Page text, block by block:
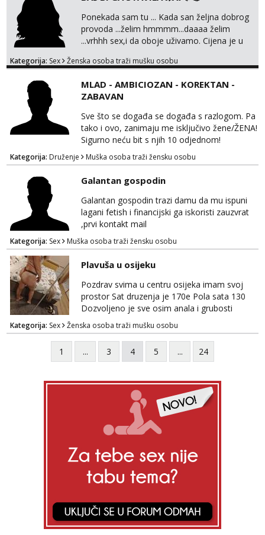
Ponekada sam tu ... Kada san željna dobrog
provoda ...želim hmmmm...daaaa želim
...vrhhh sex,i da oboje uživamo. Cijena je u
Procjeni jesi li ti taj .?! Ja bi jednog ali
guza ... Javi se 🔥Samo na mail.
Kategorija: Sex Ženska osoba traži mušku osobu
MLAD - AMBICIOZAN - KOREKTAN -
ZABAVAN
Sve što se događa se događa s razlogom. Pa
tako i ovo, zanimaju me isključivo žene/ŽENA!
Sigurno neću bit s njih 10 odjednom!
Kategorija: Druženje Muška osoba traži žensku osobu
Galantan gospodin
Galantan gospodin trazi damu da mu ispuni
lagani fetish i financijski ga iskoristi zauzvrat
,prvi kontakt mail
Kategorija: Sex Muška osoba traži žensku osobu
Plavuša u osijeku
Pozdrav svima u centru osijeka imam svoj
prostor Sat druzenja je 170e Pola sata 130
Dozvoljeno je sve osim anala i grubosti
Prodajem i svoja videa ako nekog zanima Za
dogovor javite se na wocap 0919282417
Kategorija: Sex Ženska osoba traži mušku osobu
1 ... 3 4 5 ... 24